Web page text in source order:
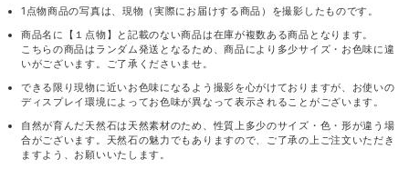
1点物商品の写真は、現物（実際にお届けする商品）を撮影したものです。
商品名に【１点物】と記載のない商品は在庫が複数ある商品となります。
こちらの商品はランダム発送となるため、商品により多少サイズ・お色味に違
いがございます。ご了承くださいませ。
できる限り現物に近いお色味になるよう撮影を心がけておりますが、お使いの
ディスプレイ環境によってお色味が異なって表示されることがございます。
自然が育んだ天然石は天然素材のため、性質上多少のサイズ・色・形が違う場
合がございます。天然石の魅力でもありますので、ご了承の上ご注文いただき
ますよう、お願いいたします。